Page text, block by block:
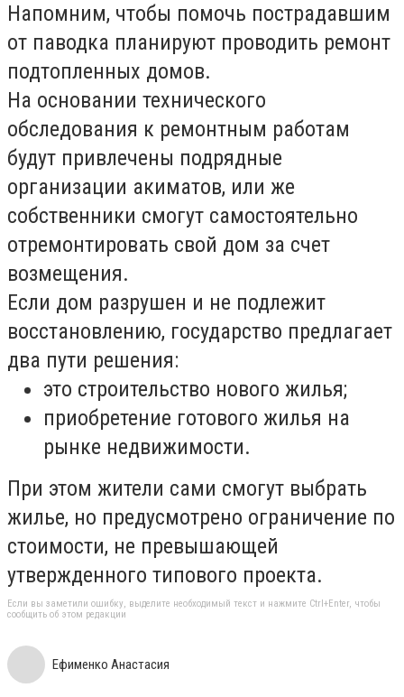
Напомним, чтобы помочь пострадавшим
от паводка планируют проводить ремонт
подтопленных домов.
На основании технического
обследования к ремонтным работам
будут привлечены подрядные
организации акиматов, или же
собственники смогут самостоятельно
отремонтировать свой дом за счет
возмещения.
Если дом разрушен и не подлежит
восстановлению, государство предлагает
два пути решения:
это строительство нового жилья;
приобретение готового жилья на
рынке недвижимости.
При этом жители сами смогут выбрать
жилье, но предусмотрено ограничение по
стоимости, не превышающей
утвержденного типового проекта.
Если вы заметили ошибку, выделите необходимый текст и нажмите Ctrl+Enter, чтобы
сообщить об этом редакции
Ефименко Анастасия